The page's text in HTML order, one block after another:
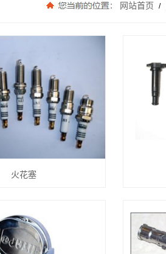
网站首页 /
火花塞